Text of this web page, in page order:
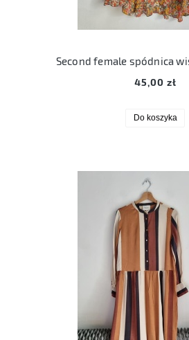
Second female spódnica
45,00 zł
Do koszyka